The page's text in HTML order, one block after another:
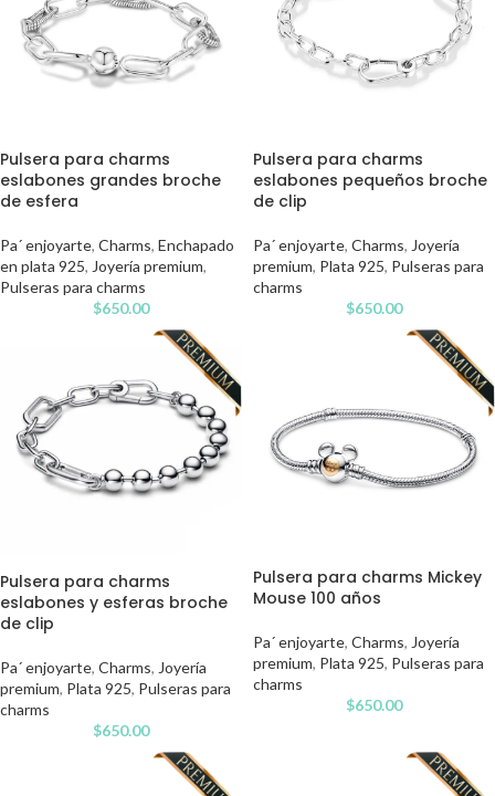
Pulsera para charms
eslabones grandes broche
de esfera
Pa´ enjoyarte, Charms, Enchapado
en plata 925, Joyería premium,
Pulseras para charms
$650.00
Pulsera para charms
eslabones pequeños broche
de clip
Pa´ enjoyarte, Charms, Joyería
premium, Plata 925, Pulseras para
charms
$650.00
Pulsera para charms
eslabones y esferas broche
de clip
Pa´ enjoyarte, Charms, Joyería
premium, Plata 925, Pulseras para
charms
$650.00
Pulsera para charms Mickey
Mouse 100 años
Pa´ enjoyarte, Charms, Joyería
premium, Plata 925, Pulseras para
charms
$650.00